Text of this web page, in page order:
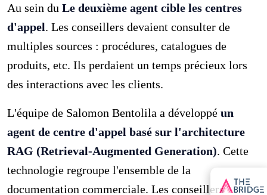
Au sein duLe deuxième agent cible les centres
d'appel. Les conseillers devaient consulter de
multiples sources : procédures, catalogues de
produits, etc. Ils perdaient un temps précieux lors
des interactions avec les clients.
L'équipe de Salomon Bentolila a développéun
agent de centre d'appel basé sur l'architecture
RAG (Retrieval-Augmented Generation). Cette
technologie regroupe l'ensemble de la
documentation commerciale. Les conseillers